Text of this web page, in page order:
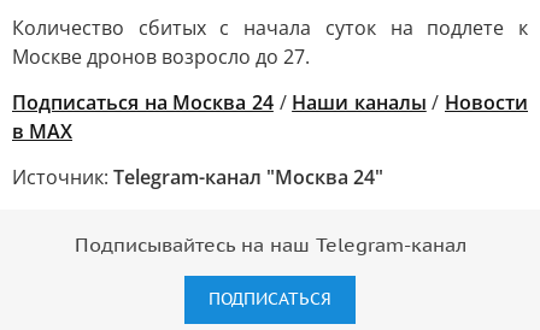
Количество сбитых с начала суток на подлете к
Москве дронов возросло до 27.
Подписаться на Москва 24/ Наши каналы / Новости
в MAX
Источник: Telegram-канал "Москва 24"
Подписывайтесь на наш Telegram-канал
ПОДПИСАТЬСЯ